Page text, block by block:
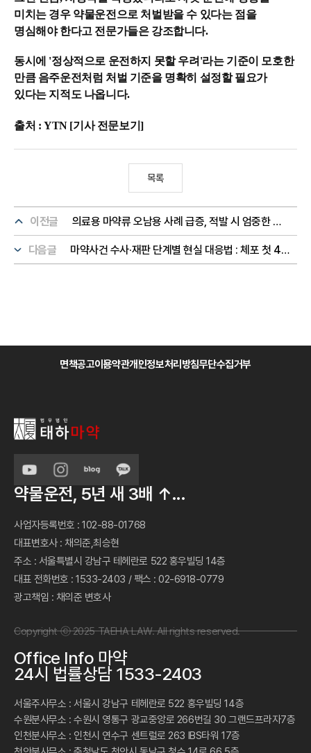
미치는 경우 약물운전으로 처벌받을 수 있다는 점을
명심해야 한다고 전문가들은 강조합니다.
동시에 '정상적으로 운전하지 못할 우려'라는 기준이 모호한
만큼 음주운전처럼 처벌 기준을 명확히 설정할 필요가
있다는 지적도 나옵니다.
출처 : YTN [기사 전문보기]
목록
이전글 의료용 마약류 오남용 사례 급증, 적발 시 엄중한 처벌 불가피
다음글 마약사건 수사·재판 단계별 현실 대응법 : 체포 첫 48시간부터 양형자료까지
면책공고이용약관개인정보처리방침무단수집거부
약물운전, 5년 새 3배 ↑...
사업자등록번호 :102-88-01768
대표변호사 : 채의준,최승현
주소 : 서울특별시 강남구 테헤란로 522 홍우빌딩 14층
대표 전화번호 :1533-2403 /팩스 :02-6918-0779
광고책임 : 채의준 변호사
Copyright ⓒ 2025 TAEHA LAW. All rights reserved.
Office Info 마약
24시 법률상담 1533-2403
서울주사무소 : 서울시 강남구 테헤란로 522 홍우빌딩 14층
수원분사무소 : 수원시 영통구 광교중앙로 266번길 30 그랜드프라자7층
인천분사무소 : 인천시 연수구 센트럴로 263 IBS타워 17층